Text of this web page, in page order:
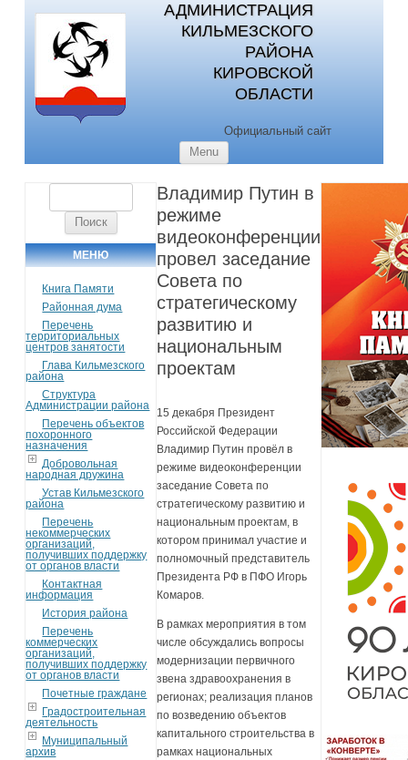
АДМИНИСТРАЦИЯ
КИЛЬМЕЗСКОГО
РАЙОНА
КИРОВСКОЙ
ОБЛАСТИ
Официальный сайт
Menu
МЕНЮ
Книга Памяти
Районная дума
Перечень
территориальных
центров занятости
Глава Кильмезского
района
Структура
Администрации района
Перечень объектов
похоронного
назначения
Добровольная
народная дружина
Устав Кильмезского
района
Перечень
некоммерческих
организаций,
получивших поддержку
от органов власти
Контактная
информация
История района
Перечень
коммерческих
организаций,
получивших поддержку
от органов власти
Почетные граждане
Градостроительная
деятельность
Муниципальный
архив
Владимир Путин в
режиме
видеоконференции
провел заседание
Совета по
стратегическому
развитию и
национальным
проектам
15 декабря Президент
Российской Федерации
Владимир Путин провёл в
режиме видеоконференции
заседание Совета по
стратегическому развитию и
национальным проектам, в
котором принимал участие и
полномочный представитель
Президента РФ в ПФО Игорь
Комаров.
В рамках мероприятия в том
числе обсуждались вопросы
модернизации первичного
звена здравоохранения в
регионах; реализация планов
по возведению объектов
капитального строительства в
рамках национальных